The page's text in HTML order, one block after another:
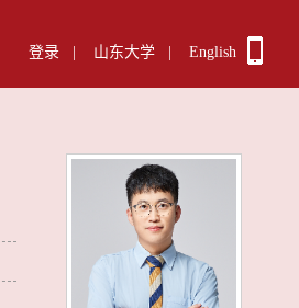
登录 山东大学 English